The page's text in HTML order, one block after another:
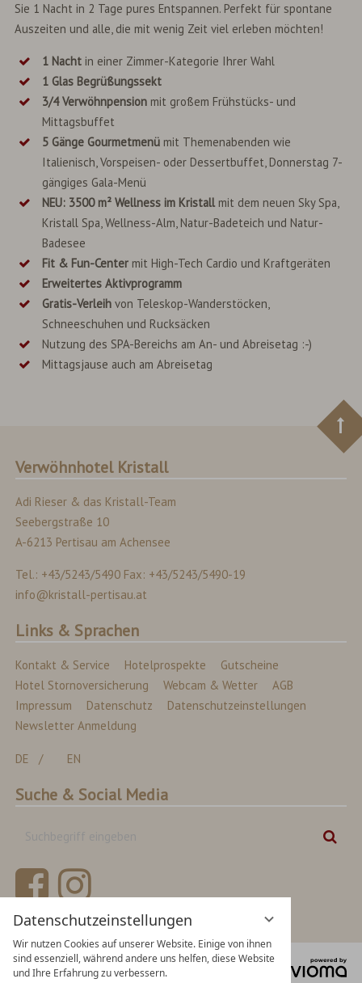
Datenschutzeinstellungen
Wir nutzen Cookies auf unserer Website. Einige von ihnen
sind essenziell, während andere uns helfen, diese Website
und Ihre Erfahrung zu verbessern.
Sie 1 Nacht in 2 Tage pures Entspannen. Perfekt für spontane
Auszeiten und alle, die mit wenig Zeit viel erleben möchten!
1 Nachtin einer Zimmer-Kategorie Ihrer Wahl
1 Glas Begrüßungssekt
3/4 Verwöhnpensionmit großem Frühstücks- und
Mittagsbuffet
5 Gänge Gourmetmenümit Themenabenden wie
Italienisch, Vorspeisen- oder Dessertbuffet, Donnerstag 7-
gängiges Gala-Menü
NEU: 3500 m² Wellness im Kristallmit dem neuen Sky Spa,
Kristall Spa, Wellness-Alm, Natur-Badeteich und Natur-
Badesee
Fit & Fun-Centermit High-Tech Cardio und Kraftgeräten
Erweitertes Aktivprogramm
Gratis-Verleihvon Teleskop-Wanderstöcken,
Schneeschuhen und Rucksäcken
Nutzung des SPA-Bereichs am An- und Abreisetag :-)
Mittagsjause auch am Abreisetag
Verwöhnhotel Kristall
Adi Rieser & das Kristall-Team
Seebergstraße 10
A-6213 Pertisau am Achensee
Tel.: +43/5243/5490 Fax: +43/5243/5490-19
info@kristall-pertisau.at
Links & Sprachen
Kontakt & Service Hotelprospekte
Gutscheine
Hotel Stornoversicherung
Webcam & Wetter
AGB
Impressum
Datenschutz
Datenschutzeinstellungen
Newsletter Anmeldung
DE EN
Suche & Social Media
Suchbegriff